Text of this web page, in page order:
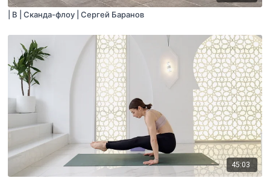
| B | Сканда-флоу | Сергей Баранов
45:03